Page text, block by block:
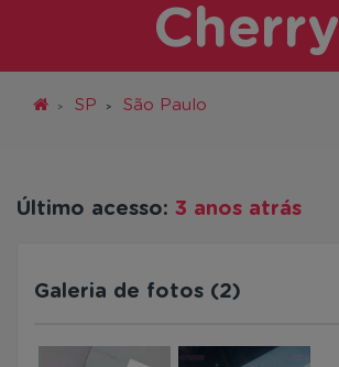
Cherry
SP São Paulo
Último acesso: 3 anos atrás
Galeria de fotos (2)